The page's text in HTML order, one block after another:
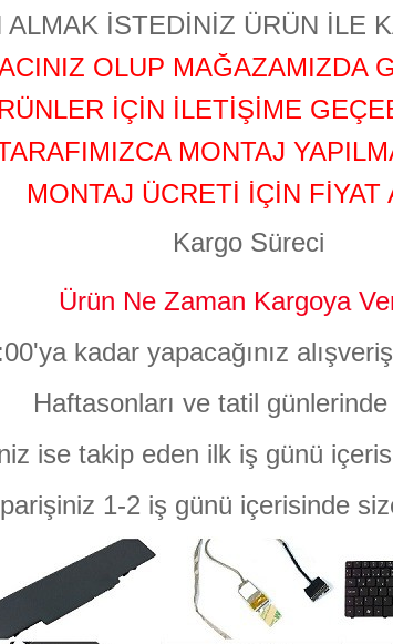
ALMAK İSTEDİNİZ ÜRÜN İLE
OLUP MAĞAZAMIZDA
İÇİN İLETİŞİME
MONTAJ
MONTAJ ÜCRETİ İÇİN FİYAT
Kargo Süreci
Ürün Ne Zaman Kargoya
kadar yapacağınız
Haftasonları ve tatil
ise takip eden ilk iş günü
1-2 iş günü içerisinde